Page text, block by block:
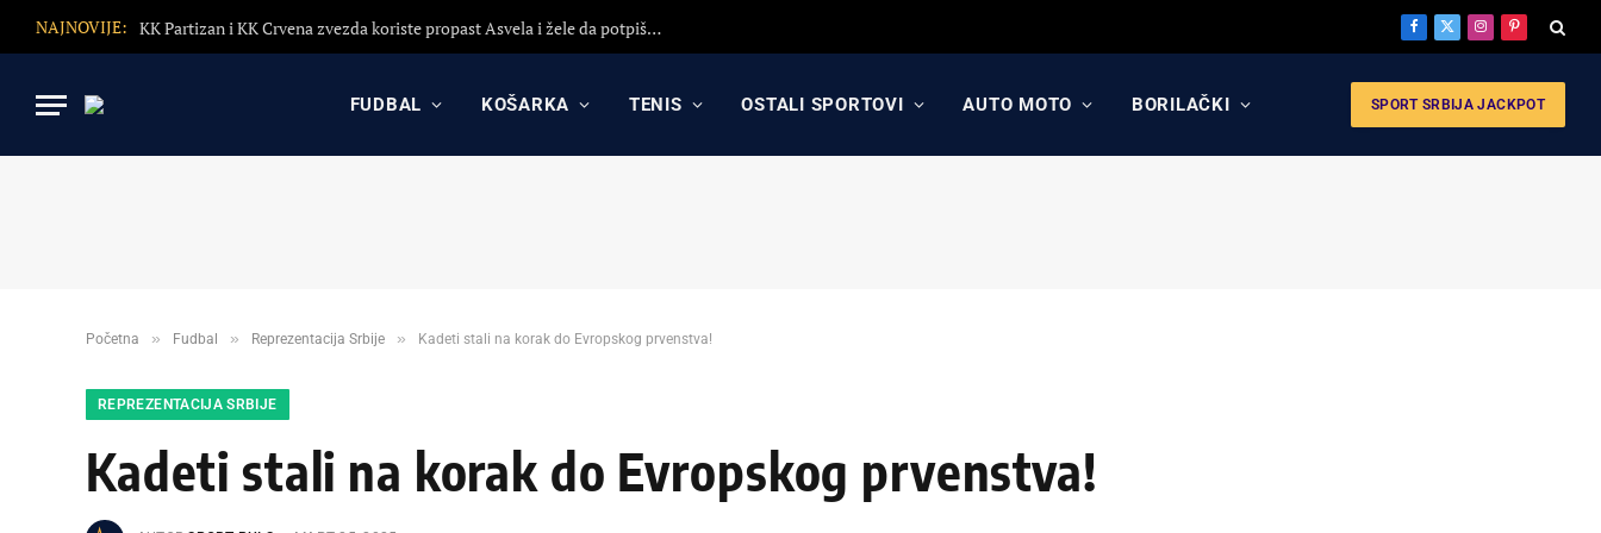
NAJNOVIJE: KK Partizan i KK Crvena zvezda koriste propast Asvela i žele da potpišu igrača sa ogromnim potencijalom?! Facebook
X
Instagram
Pinterest
FUDBAL KOŠARKA TENIS OSTALI SPORTOVI AUTO MOTO BORILAČKI SPORT SRBIJA JACKPOT
Početna » Fudbal » Reprezentacija Srbije » Kadeti stali na korak do Evropskog prvenstva!
REPREZENTACIJA SRBIJE
Kadeti stali na korak do Evropskog prvenstva!